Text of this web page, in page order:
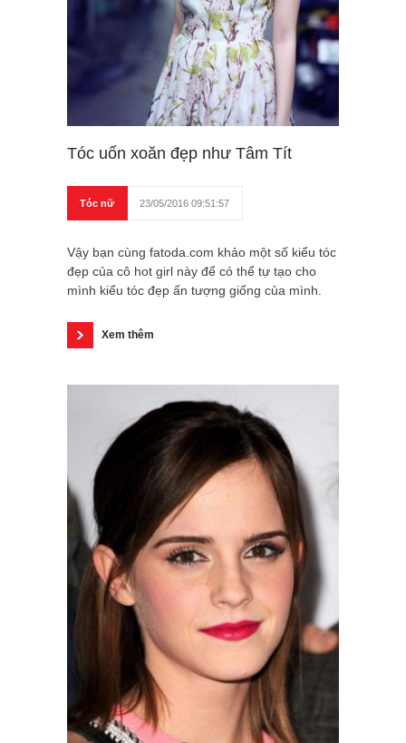
Tóc uốn xoăn đẹp như Tâm Tít
Tóc nữ 23/05/2016 09:51:57
Vậy bạn cùng fatoda.com khảo một số kiểu tóc
đẹp của cô hot girl này để có thể tự tạo cho
mình kiểu tóc đẹp ấn tượng giống của mình.
Xem thêm